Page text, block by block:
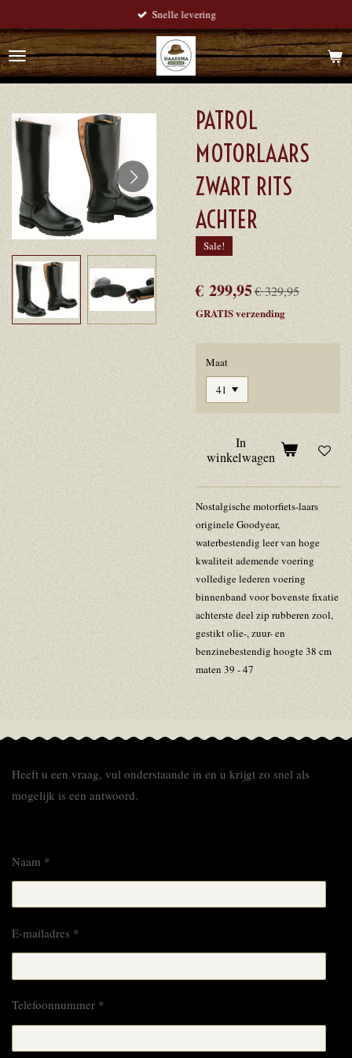
direct
naar
de
Snelle levering
PATROL
MOTORLAARS
ZWART RITS
ACHTER
Sale!
€ 299,95€ 329,95
GRATIS verzending
Maat
In
winkelwagen
Nostalgische motorfiets-laars
originele Goodyear,
waterbestendig leer van hoge
kwaliteit ademende voering
volledige lederen voering
binnenband voor bovenste fixatie
achterste deel zip rubberen zool,
gestikt olie-, zuur- en
benzinebestendig hoogte 38 cm
maten 39 - 47
Heeft u een vraag, vul onderstaande in en u krijgt zo snel als
mogelijk is een antwoord.
Naam *
E-mailadres *
Telefoonnummer *